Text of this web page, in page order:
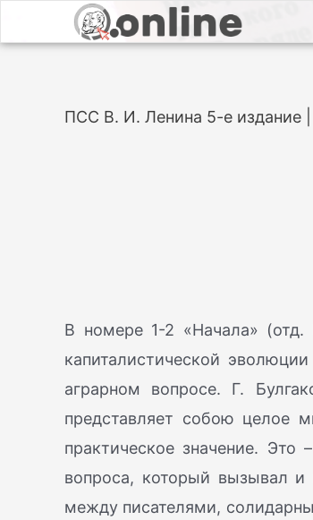
ПСС В. И. Ленина 5-е издание
В номере 1-2 «Начала» (отд.
капиталистической
аграрном вопросе. Г.
представляет собою целое
практическое значение. Это
вопроса, который вызывал
между писателями,